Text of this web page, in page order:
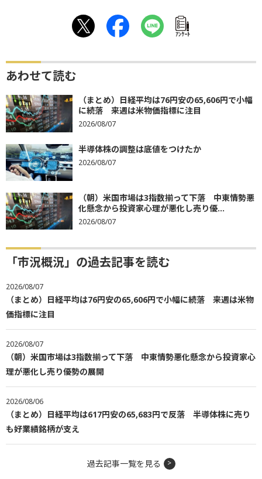
ｱﾝｹｰﾄ
あわせて読む
（まとめ）日経平均は76円安の65,606円で小幅
に続落 来週は米物価指標に注目
2026/08/07
半導体株の調整は底値をつけたか
2026/08/07
（朝）米国市場は3指数揃って下落 中東情勢悪
化懸念から投資家心理が悪化し売り優...
2026/08/07
「市況概況」の過去記事を読む
2026/08/07
（まとめ）日経平均は76円安の65,606円で小幅に続落 来週は米物
価指標に注目
2026/08/07
（朝）米国市場は3指数揃って下落 中東情勢悪化懸念から投資家心
理が悪化し売り優勢の展開
2026/08/06
（まとめ）日経平均は617円安の65,683円で反落 半導体株に売り
も好業績銘柄が支え
過去記事一覧を見る